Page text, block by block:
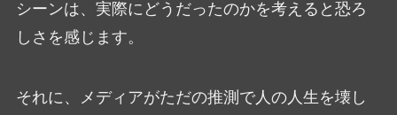
シーンは、実際にどうだったのかを考えると恐ろ
しさを感じます。
それに、メディアがただの推測で人の人生を壊し